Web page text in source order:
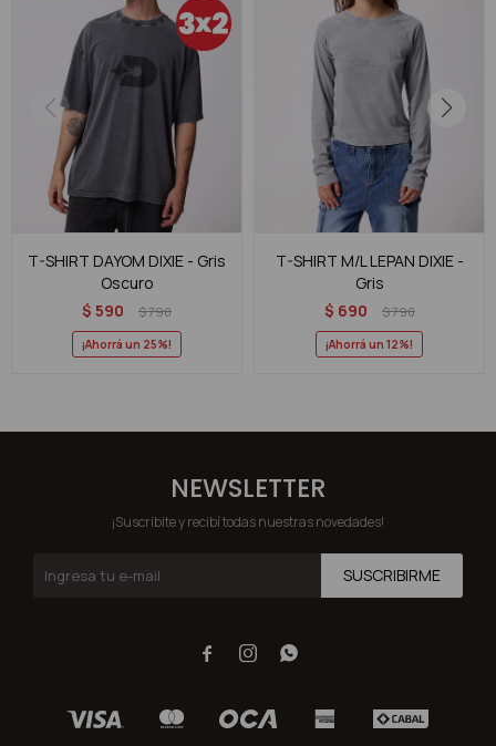
T-SHIRT DAYOM DIXIE - Gris
Oscuro
$ 590 $790
25
T-SHIRT M/L LEPAN DIXIE -
Gris
$ 690 $790
12
NEWSLETTER
¡Suscribite y recibí todas nuestras novedades!
SUSCRIBIRME
  